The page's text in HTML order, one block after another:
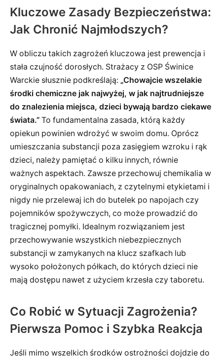
Kluczowe Zasady Bezpieczeństwa:
Jak Chronić Najmłodszych?
W obliczu takich zagrożeń kluczowa jest prewencja i
stała czujność dorosłych. Strażacy z OSP Świnice
Warckie słusznie podkreślają: „Chowajcie wszelakie
środki chemiczne jak najwyżej, w jak najtrudniejsze
do znalezienia miejsca, dzieci bywają bardzo ciekawe
świata.” To fundamentalna zasada, którą każdy
opiekun powinien wdrożyć w swoim domu. Oprócz
umieszczania substancji poza zasięgiem wzroku i rąk
dzieci, należy pamiętać o kilku innych, równie
ważnych aspektach. Zawsze przechowuj chemikalia w
oryginalnych opakowaniach, z czytelnymi etykietami i
nigdy nie przelewaj ich do butelek po napojach czy
pojemników spożywczych, co może prowadzić do
tragicznej pomyłki. Idealnym rozwiązaniem jest
przechowywanie wszystkich niebezpiecznych
substancji w zamykanych na klucz szafkach lub
wysoko położonych półkach, do których dzieci nie
mają dostępu nawet z użyciem krzesła czy taboretu.
Co Robić w Sytuacji Zagrożenia?
Pierwsza Pomoc i Szybka Reakcja
Jeśli mimo wszelkich środków ostrożności dojdzie do